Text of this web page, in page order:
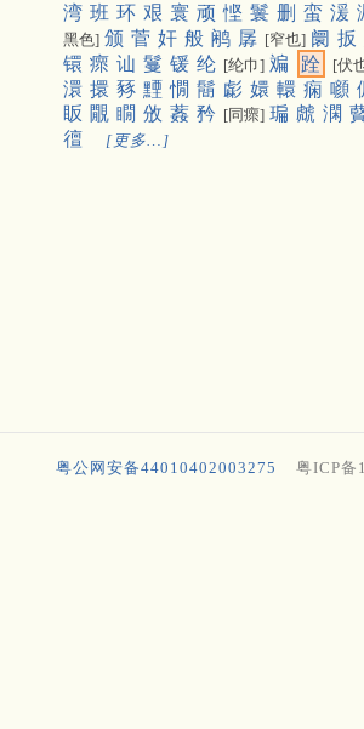
湾 班 环 艰 寰 顽 悭 鬟 删 蛮 湲
黑色] 颁 菅 奸 般 鹇 孱 [窄也] 阛 扳
镮 瘝 讪 鬘 锾 纶 [纶巾] 斒 跧 [伏
澴 擐 豩 黫 憪 鬝 虨 嬛 轘 痫 㘖
眅 覵 瞯 攽 葌 矜 [同瘝] 㻞 虤 澖
㣶
[更多…]
粤公网安备44010402003275 粤ICP备